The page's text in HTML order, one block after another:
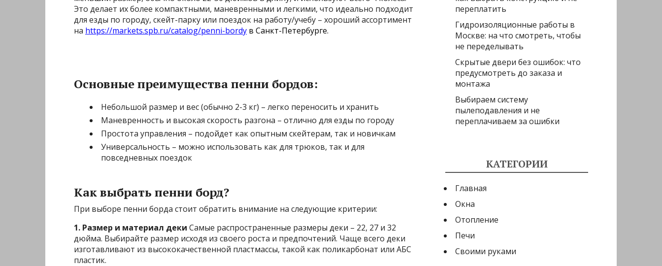
Это делает их более компактными, маневренными и легкими, что идеально подходит
для езды по городу, скейт-парку или поездок на работу/учебу – хороший ассортимент
на https://markets.spb.ru/catalog/penni-bordy в Санкт-Петербурге.
Основные преимущества пенни бордов:
Небольшой размер и вес (обычно 2-3 кг) – легко переносить и хранить
Маневренность и высокая скорость разгона – отлично для езды по городу
Простота управления – подойдет как опытным скейтерам, так и новичкам
Универсальность – можно использовать как для трюков, так и для
повседневных поездок
Как выбрать пенни борд?
При выборе пенни борда стоит обратить внимание на следующие критерии:
1. Размер и материал деки Самые распространенные размеры деки – 22, 27 и 32
дюйма. Выбирайте размер исходя из своего роста и предпочтений. Чаще всего деки
изготавливают из высококачественной пластмассы, такой как поликарбонат или АБС
пластик.
переплатить
Гидроизоляционные работы в
Москве: на что смотреть, чтобы
не переделывать
Скрытые двери без ошибок: что
предусмотреть до заказа и
монтажа
Выбираем систему
пылеподавления и не
переплачиваем за ошибки
КАТЕГОРИИ
Главная
Окна
Отопление
Печи
Своими руками